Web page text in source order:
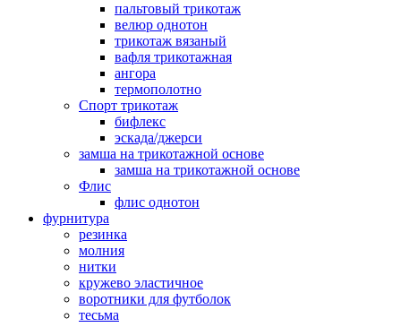
пальтовый трикотаж
велюр однотон
трикотаж вязаный
вафля трикотажная
ангора
термополотно
Спорт трикотаж
бифлекс
эскада/джерси
замша на трикотажной основе
замша на трикотажной основе
Флис
флис однотон
фурнитура
резинка
молния
нитки
кружево эластичное
воротники для футболок
тесьма